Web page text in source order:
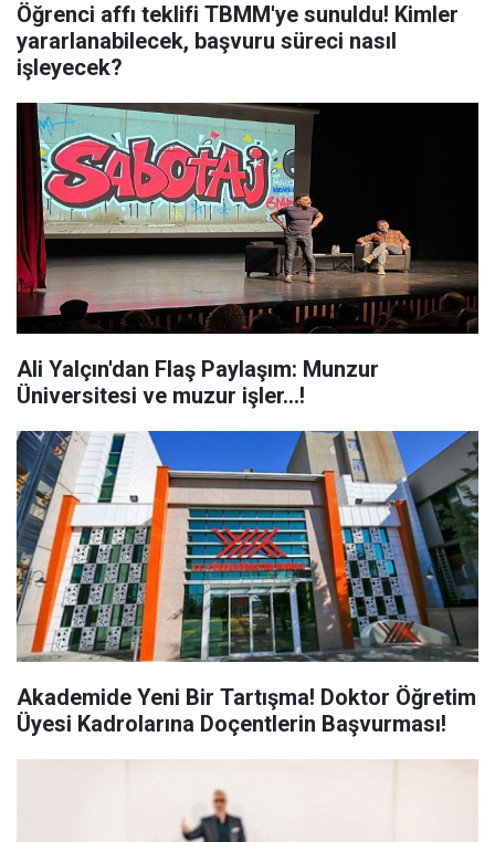
Öğrenci affı teklifi TBMM'ye sunuldu! Kimler
yararlanabilecek, başvuru süreci nasıl
işleyecek?
Ali Yalçın'dan Flaş Paylaşım: Munzur
Üniversitesi ve muzur işler…!
Akademide Yeni Bir Tartışma! Doktor Öğretim
Üyesi Kadrolarına Doçentlerin Başvurması!